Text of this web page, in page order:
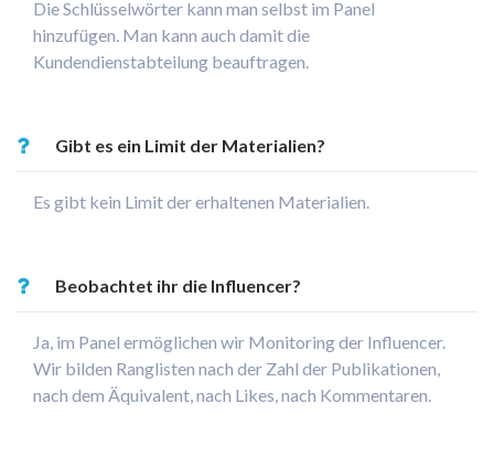
Die Schlüsselwörter kann man selbst im Panel
hinzufügen. Man kann auch damit die
Kundendienstabteilung beauftragen.
Gibt es ein Limit der Materialien?
Es gibt kein Limit der erhaltenen Materialien.
Beobachtet ihr die Influencer?
Ja, im Panel ermöglichen wir Monitoring der Influencer.
Wir bilden Ranglisten nach der Zahl der Publikationen,
nach dem Äquivalent, nach Likes, nach Kommentaren.